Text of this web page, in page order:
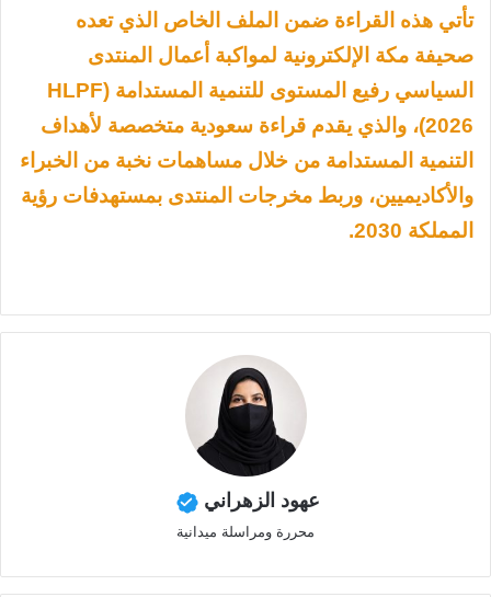
تأتي هذه القراءة ضمن الملف الخاص الذي تعده
صحيفة مكة الإلكترونية لمواكبة أعمال المنتدى
السياسي رفيع المستوى للتنمية المستدامة (HLPF
2026)، والذي يقدم قراءة سعودية متخصصة لأهداف
التنمية المستدامة من خلال مساهمات نخبة من الخبراء
والأكاديميين، وربط مخرجات المنتدى بمستهدفات رؤية
المملكة 2030.
عهود الزهراني
محررة ومراسلة ميدانية